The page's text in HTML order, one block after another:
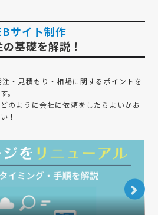
サイト制作
基礎を解説！
注・見積もり・相場に関するポイントを
。
のように会社に依頼をしたらよいかお
！